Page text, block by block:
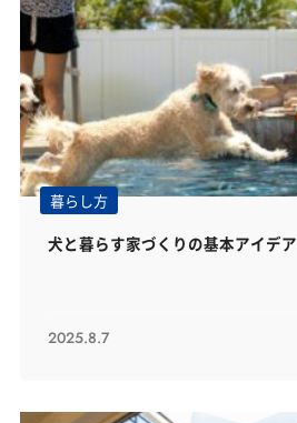
暮らし方
犬と暮らす家づくりの基本アイデア
2025.8.7